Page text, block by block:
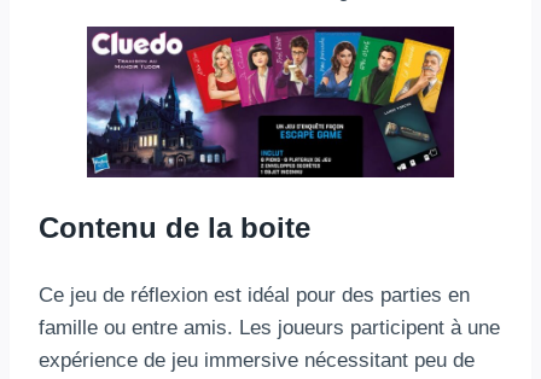
Contenu de la boite
Ce jeu de réflexion est idéal pour des parties en
famille ou entre amis. Les joueurs participent à une
expérience de jeu immersive nécessitant peu de